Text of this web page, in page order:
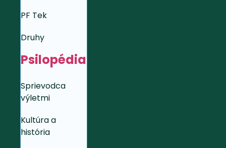
PF Tek
Druhy
Psilopédia
Sprievodca
výletmi
Kultúra a
história